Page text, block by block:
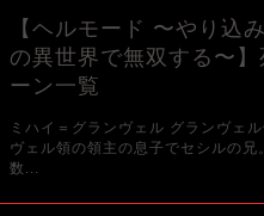
【ヘルモード 〜やり込
の異世界で無双する〜
ーン一覧
ミハイ＝グランヴェル グランヴェ
ヴェル領の領主の息子でセシルの兄
数...